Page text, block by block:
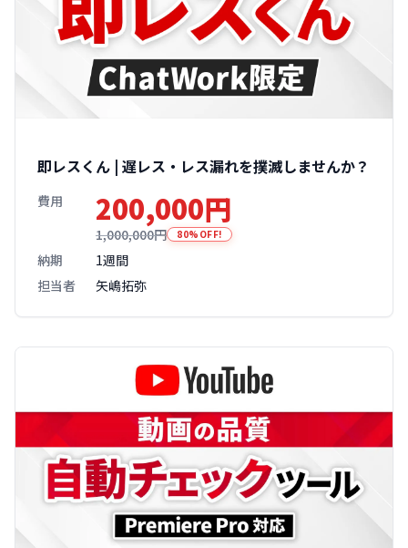
即レスくん | 遅レス・レス漏れを撲滅しませんか？
費用 200,000円
1,000,000円 80%OFF!
納期
1週間
担当者
矢嶋拓弥